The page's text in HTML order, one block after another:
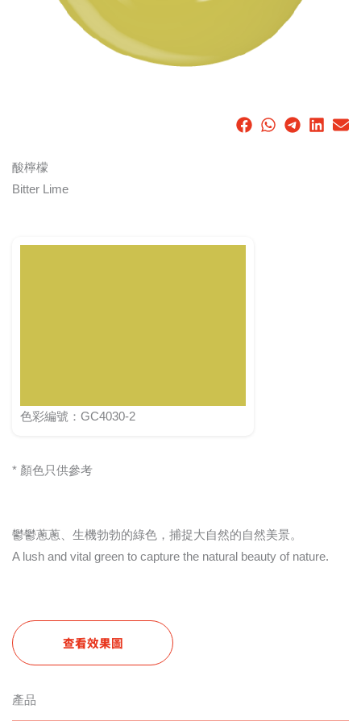
酸檸檬
Bitter Lime
色彩編號：GC4030-2
* 顏色只供參考
鬱鬱蔥蔥、生機勃勃的綠色，捕捉大自然的自然美景。
A lush and vital green to capture the natural beauty of nature.
查看效果圖
產品